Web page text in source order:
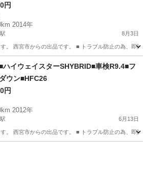
円
2014年
8月3日
。 西宮市からの出品です。 ■ トラブル防止の為、即
駅 その他
ハイウェイスターSHYBRID■車検R9.4■フ
ウン■HFC26
円
2012年
6月13日
。 西宮市からの出品です。 ■ トラブル防止の為、即